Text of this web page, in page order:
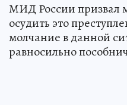
МИД России призвал
осудить это
молчание в данной
равносильно